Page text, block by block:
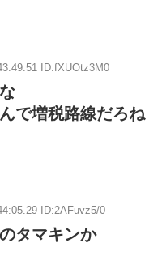
ID:fXUOtz3M0
で増税路線だろね
ID:2AFuvz5/0
タマキンか